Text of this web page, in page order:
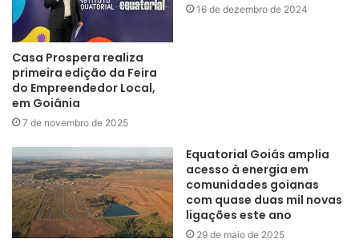
Casa Prospera realiza
primeira edição da Feira
do Empreendedor Local,
em Goiânia
7 de novembro de 2025
16 de dezembro de 2024
Equatorial Goiás amplia
acesso à energia em
comunidades goianas
com quase duas mil novas
ligações este ano
29 de maio de 2025